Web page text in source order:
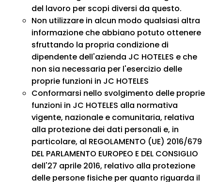
del lavoro per scopi diversi da questo.
Non utilizzare in alcun modo qualsiasi altra
informazione che abbiano potuto ottenere
sfruttando la propria condizione di
dipendente dell'azienda JC HOTELES e che
non sia necessaria per l'esercizio delle
proprie funzioni in JC HOTELES
Conformarsi nello svolgimento delle proprie
funzioni in JC HOTELES alla normativa
vigente, nazionale e comunitaria, relativa
alla protezione dei dati personali e, in
particolare, al REGOLAMENTO (UE) 2016/679
DEL PARLAMENTO EUROPEO E DEL CONSIGLIO
dell'27 aprile 2016, relativo alla protezione
delle persone fisiche per quanto riguarda il